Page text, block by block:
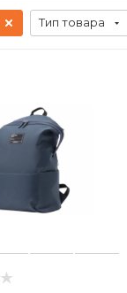
Тип товара